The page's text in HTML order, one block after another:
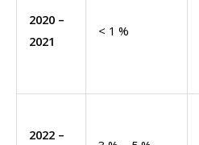
2020 –
2021
< 1 %
2022 –